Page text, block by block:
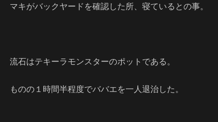
マキがバックヤードを確認した所、寝ているとの事。
流石はテキーラモンスターのポットである。
ものの１時間半程度でババエを一人退治した。